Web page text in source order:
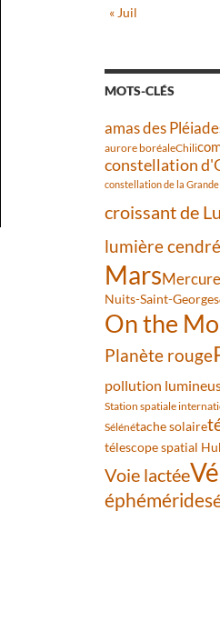
« Juil
MOTS-CLÉS
amas des
aurore boréaleChili
constellation
constellation de la
croissant de
lumière
MarsMercure
Nuits-Saint-Georges
On the
Planète rouge
pollution
Station spatiale
Sélénétache solaire
télescope spatial
Voie lactée
éphémérides